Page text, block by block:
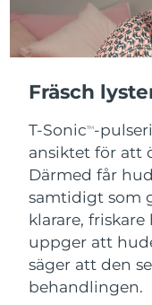
Fräsch
T-SonicTM-
ansiktet för att
Därmed får
samtidigt som
klarare, friskare
uppger att
säger att den
behandlingen.